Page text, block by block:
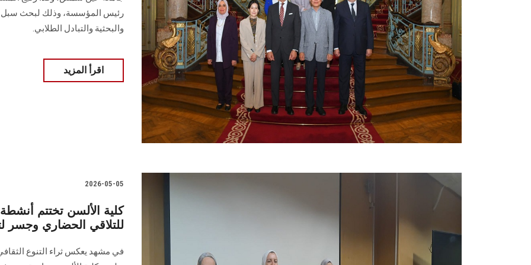
رئيس المؤسسة، وذلك لبحث سبل
والبحثية والتبادل الطلابي.
اقرأ المزيد
2026-05-05
كلية الألسن تختتم
للتلاقي الحضاري وجسر
في مشهد يعكس ثراء التنوع